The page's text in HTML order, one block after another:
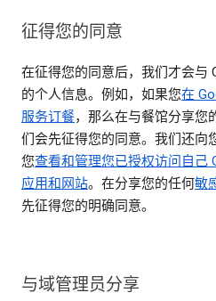
征得您的同意
在征得您的同意后，我们才会与
的个人信息。例如，如果您在
服务订餐，那么在与餐馆分享您
们会先征得您的同意。我们还向
您查看和管理您已授权访问自己
应用和网站。在分享您的任何敏
先征得您的明确同意。
与域管理员分享